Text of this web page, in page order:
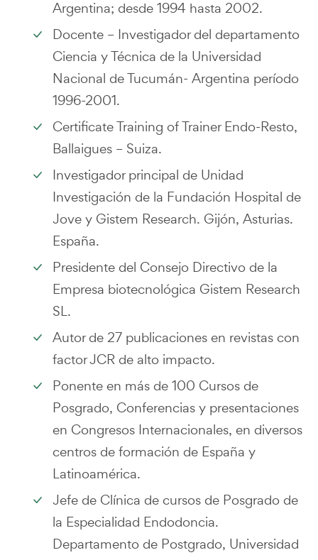
Argentina; desde 1994 hasta 2002.
Docente – Investigador del departamento
Ciencia y Técnica de la Universidad
Nacional de Tucumán- Argentina período
1996-2001.
Certificate Training of Trainer Endo-Resto,
Ballaigues – Suiza.
Investigador principal de Unidad
Investigación de la Fundación Hospital de
Jove y Gistem Research. Gijón, Asturias.
España.
Presidente del Consejo Directivo de la
Empresa biotecnológica Gistem Research
SL.
Autor de 27 publicaciones en revistas con
factor JCR de alto impacto.
Ponente en más de 100 Cursos de
Posgrado, Conferencias y presentaciones
en Congresos Internacionales, en diversos
centros de formación de España y
Latinoamérica.
Jefe de Clínica de cursos de Posgrado de
la Especialidad Endodoncia.
Departamento de Postgrado, Universidad